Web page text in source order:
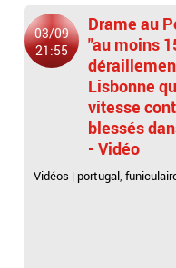
03/09
21:55
Drame au
"au moins
Lisbonne
vitesse
blessés
- Vidéo
Vidéos | portugal,